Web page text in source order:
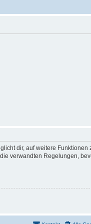
dir, auf weitere Funktionen
verwandten Regelungen,